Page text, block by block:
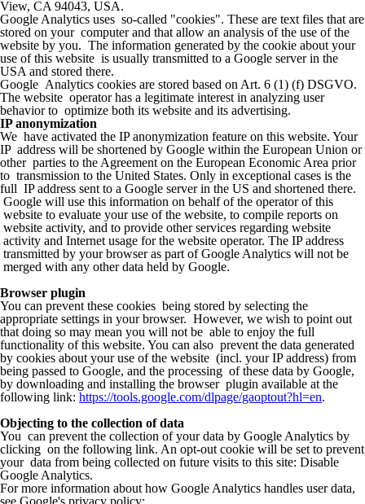
View, CA 94043, USA.
Google Analytics uses so-called "cookies". These are text files that are
stored on your computer and that allow an analysis of the use of the
website by you. The information generated by the cookie about your
use of this website is usually transmitted to a Google server in the
USA and stored there.
Google Analytics cookies are stored based on Art. 6 (1) (f) DSGVO.
The website operator has a legitimate interest in analyzing user
behavior to optimize both its website and its advertising.
IP anonymization
We have activated the IP anonymization feature on this website. Your
IP address will be shortened by Google within the European Union or
other parties to the Agreement on the European Economic Area prior
to transmission to the United States. Only in exceptional cases is the
full IP address sent to a Google server in the US and shortened there.
Google will use this information on behalf of the operator of this
website to evaluate your use of the website, to compile reports on
website activity, and to provide other services regarding website
activity and Internet usage for the website operator. The IP address
transmitted by your browser as part of Google Analytics will not be
merged with any other data held by Google.
Browser plugin
You can prevent these cookies being stored by selecting the
appropriate settings in your browser. However, we wish to point out
that doing so may mean you will not be able to enjoy the full
functionality of this website. You can also prevent the data generated
by cookies about your use of the website (incl. your IP address) from
being passed to Google, and the processing of these data by Google,
by downloading and installing the browser plugin available at the
following link: https://tools.google.com/dlpage/gaoptout?hl=en.
Objecting to the collection of data
You can prevent the collection of your data by Google Analytics by
clicking on the following link. An opt-out cookie will be set to prevent
your data from being collected on future visits to this site: Disable
Google Analytics.
For more information about how Google Analytics handles user data,
see Google's privacy policy: